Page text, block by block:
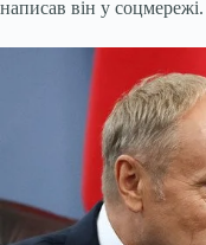
написав він у соцмережі.